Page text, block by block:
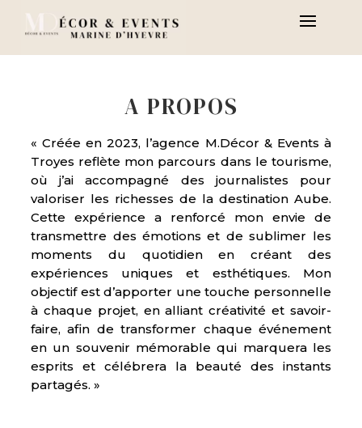
A PROPOS
« Créée en 2023, l’agence M.Décor & Events à
Troyes reflète mon parcours dans le tourisme,
où j’ai accompagné des journalistes pour
valoriser les richesses de la destination Aube.
Cette expérience a renforcé mon envie de
transmettre des émotions et de sublimer les
moments du quotidien en créant des
expériences uniques et esthétiques. Mon
objectif est d’apporter une touche personnelle
à chaque projet, en alliant créativité et savoir-
faire, afin de transformer chaque événement
en un souvenir mémorable qui marquera les
esprits et célébrera la beauté des instants
partagés. »